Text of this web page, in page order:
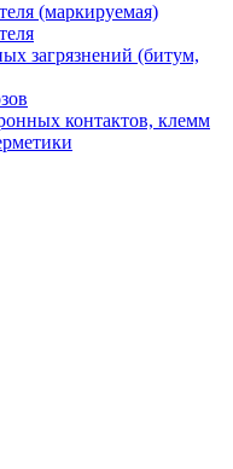
(маркируемая)
загрязнений (битум,
контактов, клемм